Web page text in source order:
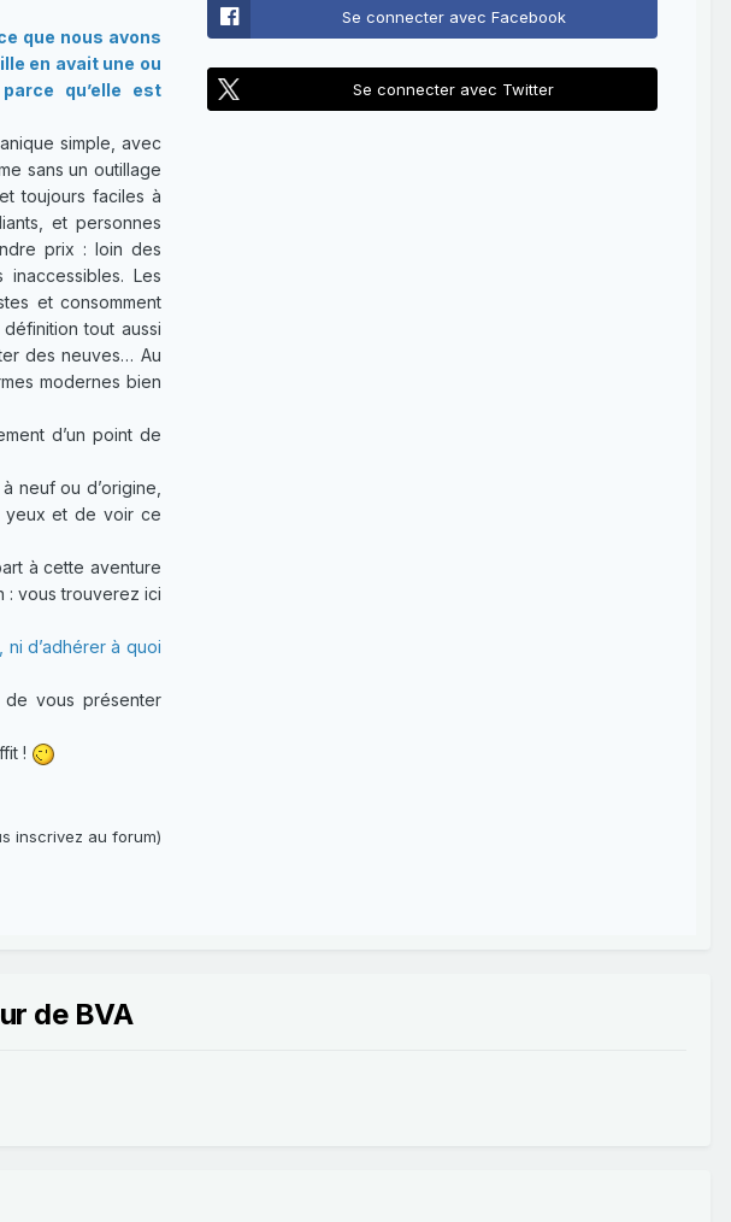
que nous avons
en avait une ou
qu’elle est
simple, avec
sans un outillage
toujours faciles à
et personnes
prix : loin des
Les
et consomment
tout aussi
des neuves… Au
modernes bien
d’un point de
neuf ou d’origine,
yeux et de voir ce
à cette aventure
: vous trouverez ici
d’adhérer à quoi
vous présenter
!
inscrivez au forum)
Se connecter avec Facebook
Se connecter avec Twitter
de BVA